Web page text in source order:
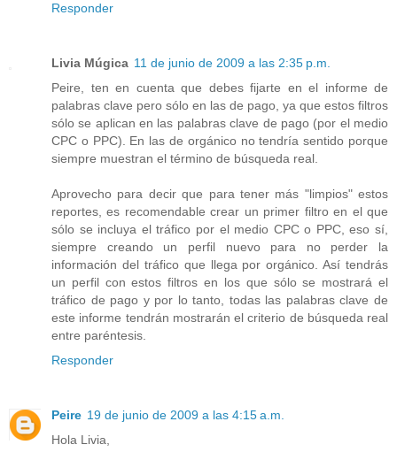
Responder
Livia Múgica 11 de junio de 2009 a las 2:35 p.m.
Peire, ten en cuenta que debes fijarte en el informe de
palabras clave pero sólo en las de pago, ya que estos filtros
sólo se aplican en las palabras clave de pago (por el medio
CPC o PPC). En las de orgánico no tendría sentido porque
siempre muestran el término de búsqueda real.
Aprovecho para decir que para tener más "limpios" estos
reportes, es recomendable crear un primer filtro en el que
sólo se incluya el tráfico por el medio CPC o PPC, eso sí,
siempre creando un perfil nuevo para no perder la
información del tráfico que llega por orgánico. Así tendrás
un perfil con estos filtros en los que sólo se mostrará el
tráfico de pago y por lo tanto, todas las palabras clave de
este informe tendrán mostrarán el criterio de búsqueda real
entre paréntesis.
Responder
Peire 19 de junio de 2009 a las 4:15 a.m.
Hola Livia,